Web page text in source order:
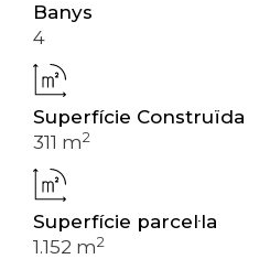
Banys
4
Superfície Construïda
311 m2
Superfície parcel·la
1.152 m2